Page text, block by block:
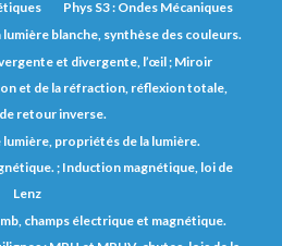
Phys S3 : Ondes Mécaniques
blanche, synthèse des couleurs.
et divergente, l’œil ; Miroir
et de la réfraction, réflexion totale,
retour inverse.
lumière, propriétés de la lumière.
; Induction magnétique, loi de
Lenz
champs électrique et magnétique.